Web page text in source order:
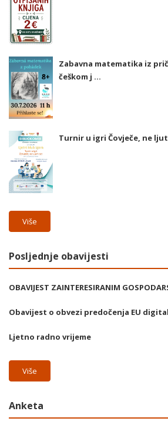
Zabavna matematika iz
češkom j ...
Turnir u igri Čovječe, ne
Više
Posljednje obavijesti
OBAVIJEST ZAINTERESIRANIM
Obavijest o obvezi predočenja EU
Ljetno radno vrijeme
Više
Anketa